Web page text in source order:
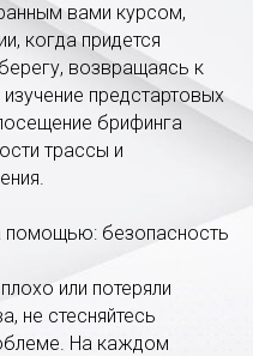
вами курсом,
когда придется
возвращаясь к
предстартовых
брифинга
трассы и
помощью: безопасность
или потеряли
не стесняйтесь
На каждом